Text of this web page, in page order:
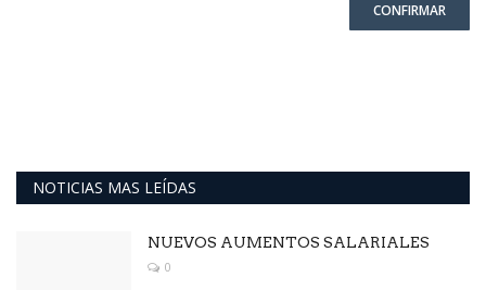
CONFIRMAR
NOTICIAS MAS LEÍDAS
NUEVOS AUMENTOS SALARIALES
0